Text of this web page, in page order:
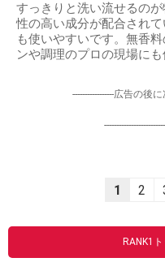
すっきりと洗い流せるの
性の高い成分が配合され
も使いやすいです。無香
ンや調理のプロの現場にも
-----------------広告の後
1 2
RANK1